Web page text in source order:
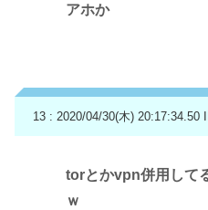
アホか
13 : 2020/04/30(木) 20:17:34.50
torとかvpn併用して
ｗ